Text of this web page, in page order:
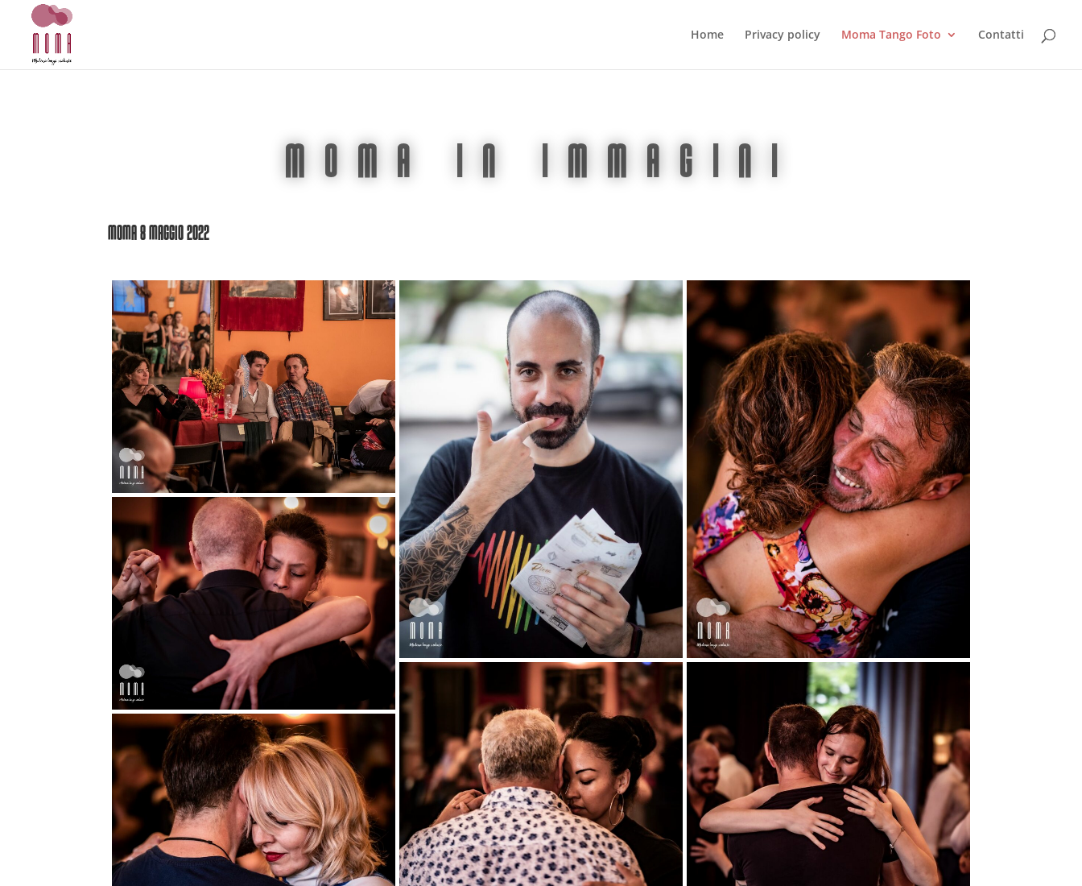
Home Privacy policy Moma Tango Foto Contatti
MOMA in immagini
MoMa 8 Maggio 2022